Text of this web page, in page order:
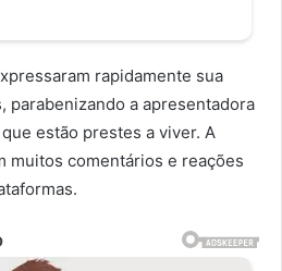
rapidamente sua
parabenizando a apresentadora
estão prestes a viver. A
muitos comentários e reações